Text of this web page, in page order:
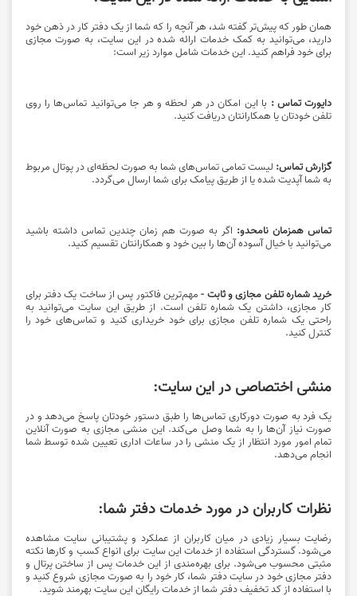
همان طور که پیش‌تر گفته شد، هر آنچه را که شما از یک دفتر کار در ذهن خود
دارید، می‌توانید به کمک خدمات ارائه شده در این سایت، به صورت مجازی
برای خود فراهم کنید. این خدمات شامل موارد زیر است:
دایورت تماس : با این امکان در هر لحظه و هر جا می‌توانید تماس‌ها را روی
تلفن خودتان یا همکارانتان دریافت کنید.
گزارش تماس: لیست تمامی تماس‌های شما به صورت لحظه‌ای در پوتال مربوط
به شما آپدیت شده یا از طریق پیامک برای شما ارسال می‌گردد.
تماس همزمان نامحدو: اگر به صورت هم زمان چندین تماس داشته باشید
می‌توانید با خیال آسوده آن‌ها را بین خود و همکارانتان تقسیم کنید.
خرید شماره تلفن مجازی و ثابت - مهم‌ترین فاکتور پس از ساخت یک دفتر برای
کار مجازی، داشتن یک شماره تلفن است. از طریق این سایت می‌توانید به
راحتی یک شماره تلفن مجازی برای خود خریداری کنید و تماس‌های خود را
کنترل کنید.
منشی اختصاصی در این سایت:
یک فرد به صورت دورکاری تماس‌ها را طبق دستور خودتان پاسخ می‌دهد و در
صورت نیاز آن‌ها را به شما وصل می‌کند. این منشی مجازی به صورت آنلاین
تمام امور مورد انتظار از یک منشی را در ساعات اداری تعیین شده توسط شما
انجام می‌دهد.
نظرات کاربران در مورد خدمات دفتر شما:
رضایت بسیار زیادی در میان کاربران از عملکرد و پشتیبانی سایت مشاهده
می‌شود. گستردگی استفاده از خدمات این سایت برای انواع کسب و کارها نکته
مثبتی محسوب می‌شود. برای بهره‌مندی از این خدمات پس از ساختن پرتال و
دفتر مجازی خود در سایت دفتر شما، کار خود را به صورت مجازی شروع کنید و
با استفاده از کد تخفیف دفتر شما از خدمات رایگان این سایت بهرمند شوید.